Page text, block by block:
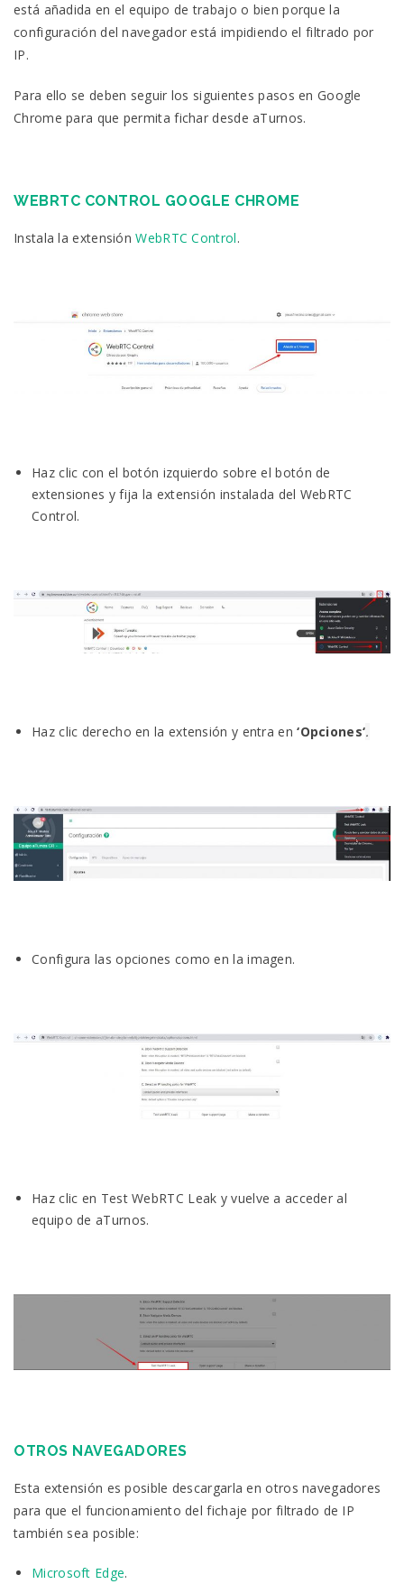
está añadida en el equipo de trabajo o bien porque la
configuración del navegador está impidiendo el filtrado por
IP.
Para ello se deben seguir los siguientes pasos en Google
Chrome para que permita fichar desde aTurnos.
WEBRTC CONTROL GOOGLE CHROME
Instala la extensiónWebRTC Control.
Haz clic con el botón izquierdo sobre el botón de
extensiones y fija la extensión instalada del WebRTC
Control.
Haz clic derecho en la extensión y entra en‘Opciones‘.
Configura las opciones como en la imagen.
Haz clic en Test WebRTC Leak y vuelve a acceder al
equipo de aTurnos.
OTROS NAVEGADORES
Esta extensión es posible descargarla en otros navegadores
para que el funcionamiento del fichaje por filtrado de IP
también sea posible:
Microsoft Edge.